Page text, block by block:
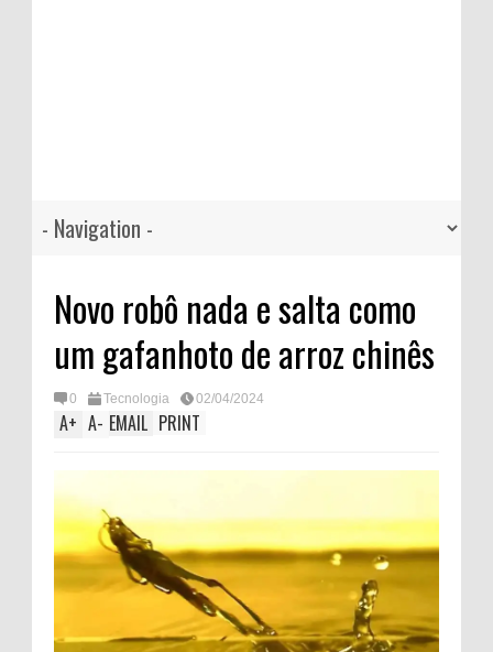
Novo robô nada e salta como
um gafanhoto de arroz chinês
0 Tecnologia 02/04/2024
A+ A- EMAIL PRINT